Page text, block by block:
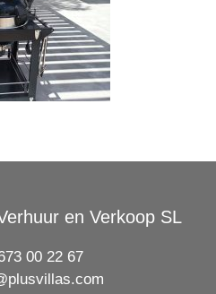
en Verkoop SL
00 22 67